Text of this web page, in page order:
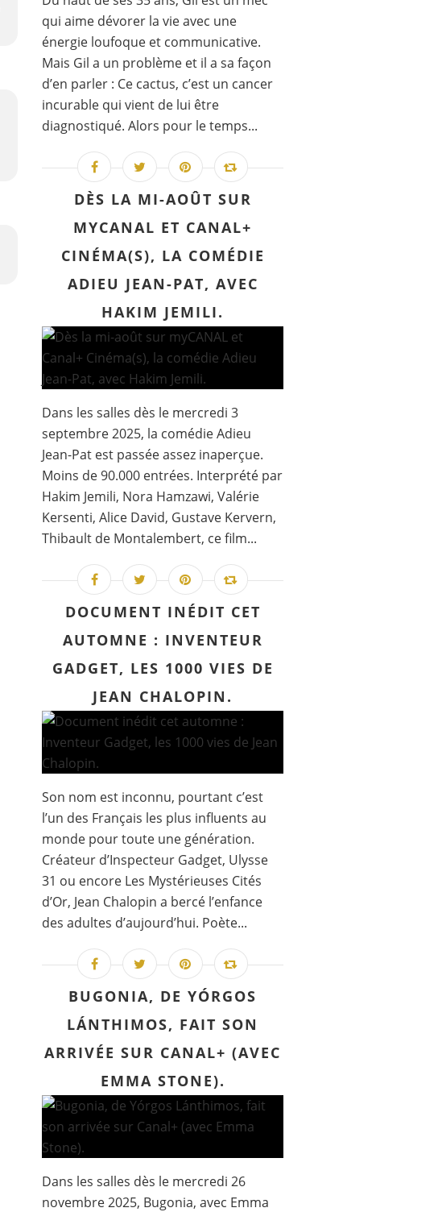
qui aime dévorer la vie avec une
énergie loufoque et communicative.
Mais Gil a un problème et il a sa façon
d’en parler : Ce cactus, c’est un cancer
incurable qui vient de lui être
diagnostiqué. Alors pour le temps...
DÈS LA MI-AOÛT SUR
MYCANAL ET CANAL+
CINÉMA(S), LA COMÉDIE
ADIEU JEAN-PAT, AVEC
HAKIM JEMILI.
Dans les salles dès le mercredi 3
septembre 2025, la comédie Adieu
Jean-Pat est passée assez inaperçue.
Moins de 90.000 entrées. Interprété par
Hakim Jemili, Nora Hamzawi, Valérie
Kersenti, Alice David, Gustave Kervern,
Thibault de Montalembert, ce film...
DOCUMENT INÉDIT CET
AUTOMNE : INVENTEUR
GADGET, LES 1000 VIES DE
JEAN CHALOPIN.
Son nom est inconnu, pourtant c’est
l’un des Français les plus influents au
monde pour toute une génération.
Créateur d’Inspecteur Gadget, Ulysse
31 ou encore Les Mystérieuses Cités
d’Or, Jean Chalopin a bercé l’enfance
des adultes d’aujourd’hui. Poète...
BUGONIA, DE YÓRGOS
LÁNTHIMOS, FAIT SON
ARRIVÉE SUR CANAL+ (AVEC
EMMA STONE).
Dans les salles dès le mercredi 26
novembre 2025, Bugonia, avec Emma